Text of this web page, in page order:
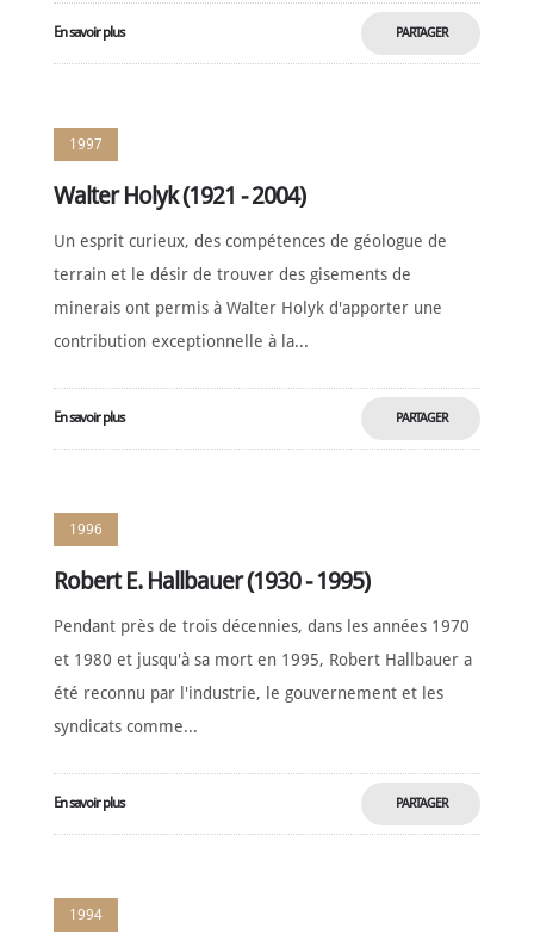
En savoir plus PARTAGER
1997
Walter Holyk (1921 - 2004)
Un esprit curieux, des compétences de géologue de
terrain et le désir de trouver des gisements de
minerais ont permis à Walter Holyk d'apporter une
contribution exceptionnelle à la...
En savoir plus PARTAGER
1996
Robert E. Hallbauer (1930 - 1995)
Pendant près de trois décennies, dans les années 1970
et 1980 et jusqu'à sa mort en 1995, Robert Hallbauer a
été reconnu par l'industrie, le gouvernement et les
syndicats comme...
En savoir plus PARTAGER
1994